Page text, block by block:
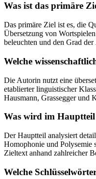
Was ist das primäre
Das primäre Ziel ist es, die
Übersetzung von
beleuchten und den Grad
Welche
Die Autorin nutzt eine
etablierter linguistischer
Hausmann, Grassegger und
Was wird im
Der Hauptteil analysiert
Homophonie und Polysemie
Zieltext anhand zahlreicher
Welche